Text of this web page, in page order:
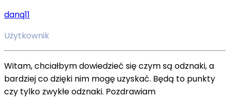
danq11
Użytkownik
Witam, chciałbym dowiedzieć się czym są odznaki, a
bardziej co dzięki nim mogę uzyskać. Będą to punkty
czy tylko zwykłe odznaki. Pozdrawiam